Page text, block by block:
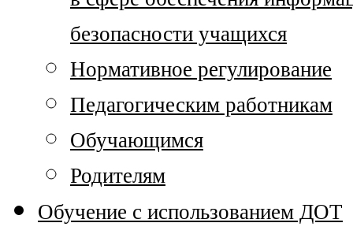
безопасности учащихся
Нормативное регулирование
Педагогическим работникам
Обучающимся
Родителям
Обучение с использованием ДОТ